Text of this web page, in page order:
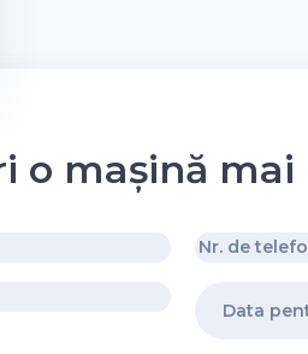
o mașină mai